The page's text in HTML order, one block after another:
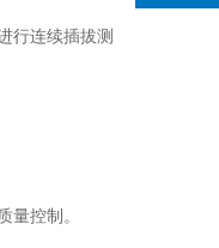
行连续插拔测
控制。